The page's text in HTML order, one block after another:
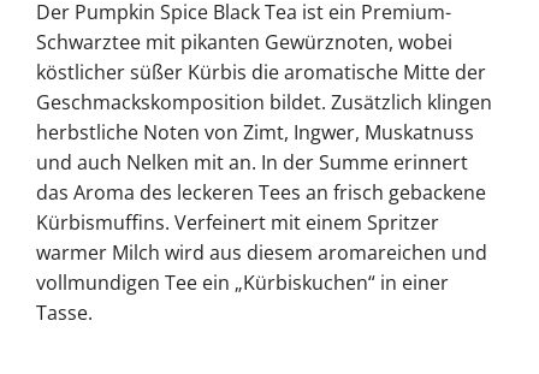
Der Pumpkin Spice Black Tea ist ein Premium-
Schwarztee mit pikanten Gewürznoten, wobei
köstlicher süßer Kürbis die aromatische Mitte der
Geschmackskomposition bildet. Zusätzlich klingen
herbstliche Noten von Zimt, Ingwer, Muskatnuss
und auch Nelken mit an. In der Summe erinnert
das Aroma des leckeren Tees an frisch gebackene
Kürbismuffins. Verfeinert mit einem Spritzer
warmer Milch wird aus diesem aromareichen und
vollmundigen Tee ein „Kürbiskuchen“ in einer
Tasse.